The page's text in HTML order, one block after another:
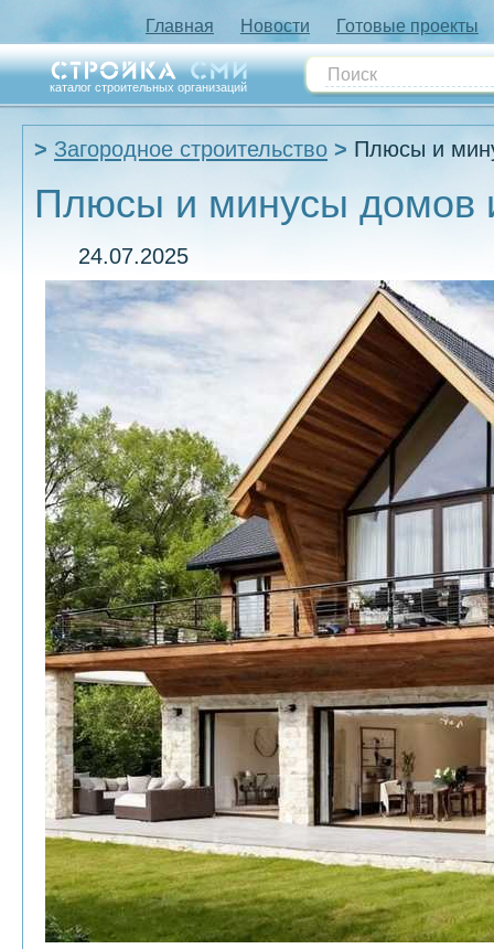
Главная Новости Готовые проекты
каталог строительных организаций
Загородное строительство Плюсы и
Плюсы и минусы домов
24.07.2025